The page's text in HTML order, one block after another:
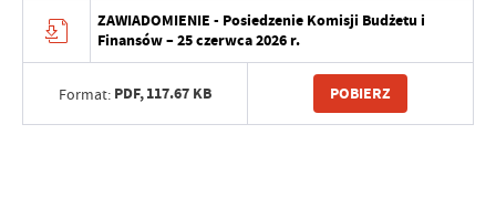
ZAWIADOMIENIE - Posiedzenie Komisji Budżetu i
Finansów – 25 czerwca 2026 r.
Format: PDF,117.67 KB POBIERZ